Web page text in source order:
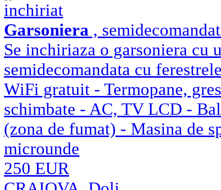
inchiriat
Garsoniera ,
Se inchiriaza o garsoniera cu
semidecomandata cu
WiFi gratuit - Termopane,
schimbate - AC, TV LCD -
(zona de fumat) - Masina de
microunde
250 EUR